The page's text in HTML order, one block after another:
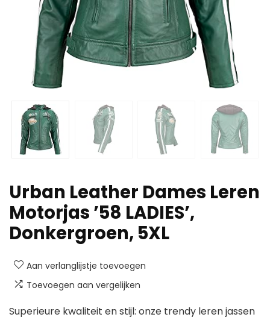
Urban Leather Dames Leren
Motorjas ’58 LADIES’,
Donkergroen, 5XL
Aan verlanglijstje toevoegen
Toevoegen aan vergelijken
Superieure kwaliteit en stijl: onze trendy leren jassen